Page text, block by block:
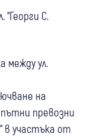
“Георги С.
между ул.
на
превозни
в участъка от